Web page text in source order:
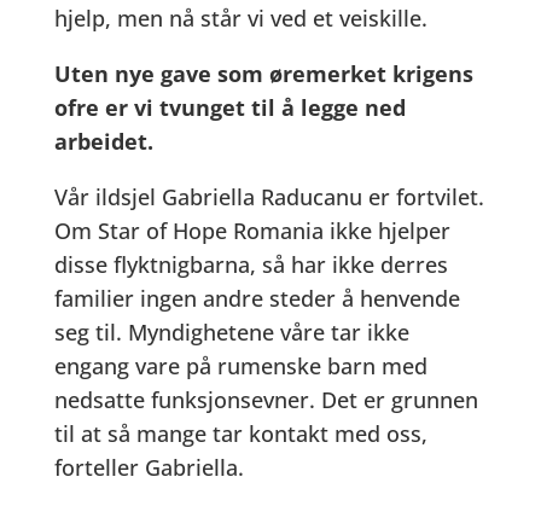
hjelp, men nå står vi ved et veiskille.
Uten nye gave som øremerket krigens
ofre er vi tvunget til å legge ned
arbeidet.
Vår ildsjel Gabriella Raducanu er fortvilet.
Om Star of Hope Romania ikke hjelper
disse flyktnigbarna, så har ikke derres
familier ingen andre steder å henvende
seg til. Myndighetene våre tar ikke
engang vare på rumenske barn med
nedsatte funksjonsevner. Det er grunnen
til at så mange tar kontakt med oss,
forteller Gabriella.